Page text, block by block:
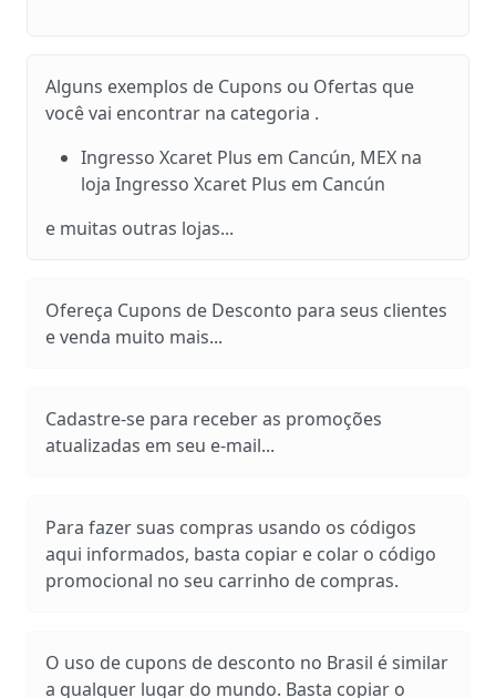
Alguns exemplos de Cupons ou Ofertas que
você vai encontrar na categoria .
Ingresso Xcaret Plus em Cancún, MEX na
loja Ingresso Xcaret Plus em Cancún
e muitas outras lojas...
Ofereça Cupons de Desconto para seus clientes
e venda muito mais...
Cadastre-se para receber as promoções
atualizadas em seu e-mail...
Para fazer suas compras usando os códigos
aqui informados, basta copiar e colar o código
promocional no seu carrinho de compras.
O uso de cupons de desconto no Brasil é similar
a qualquer lugar do mundo. Basta copiar o